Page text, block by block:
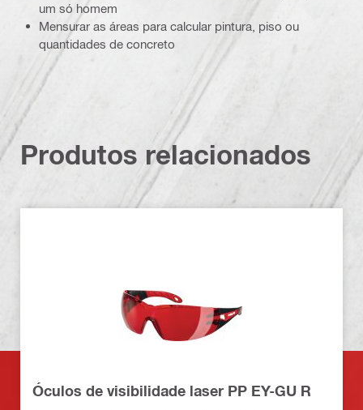
um só homem
Mensurar as áreas para calcular pintura, piso ou
quantidades de concreto
Produtos relacionados
Óculos de visibilidade laser PP EY-GU R